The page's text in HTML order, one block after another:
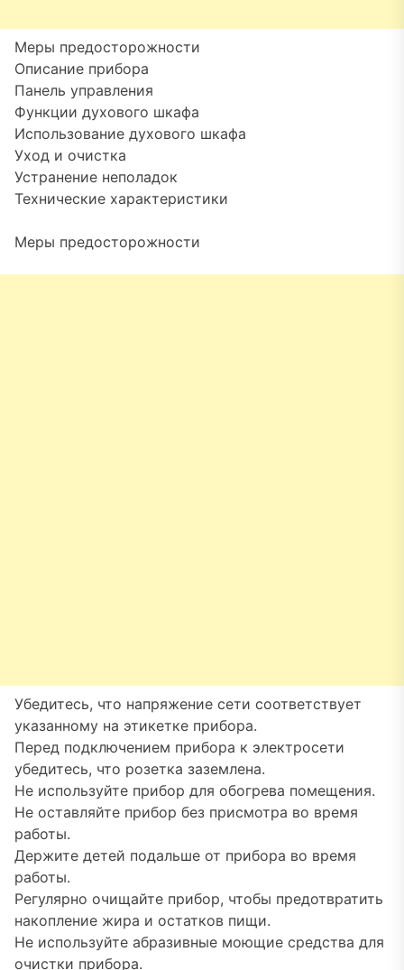
Меры предосторожности
Описание прибора
Панель управления
Функции духового шкафа
Использование духового шкафа
Уход и очистка
Устранение неполадок
Технические характеристики
Меры предосторожности
Убедитесь, что напряжение сети соответствует
указанному на этикетке прибора.
Перед подключением прибора к электросети
убедитесь, что розетка заземлена.
Не используйте прибор для обогрева помещения.
Не оставляйте прибор без присмотра во время
работы.
Держите детей подальше от прибора во время
работы.
Регулярно очищайте прибор, чтобы предотвратить
накопление жира и остатков пищи.
Не используйте абразивные моющие средства для
очистки прибора.